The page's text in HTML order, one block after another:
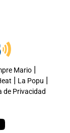
Mario|
| La Popu |
de Privacidad